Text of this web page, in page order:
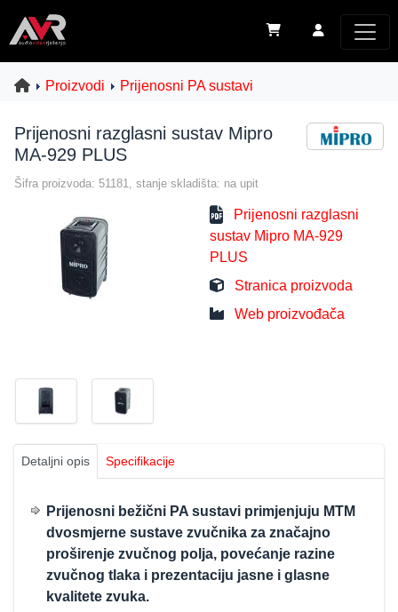
Proizvodi Prijenosni PA sustavi
Prijenosni razglasni sustav Mipro
MA-929 PLUS
Šifra proizvoda: 51181, stanje skladišta: na upit
Prijenosni razglasni
sustav Mipro MA-929
PLUS
Stranica proizvoda
Web proizvođača
Detaljni opis Specifikacije
Prijenosni bežični PA sustavi primjenjuju MTM
dvosmjerne sustave zvučnika za značajno
proširenje zvučnog polja, povećanje razine
zvučnog tlaka i prezentaciju jasne i glasne
kvalitete zvuka.